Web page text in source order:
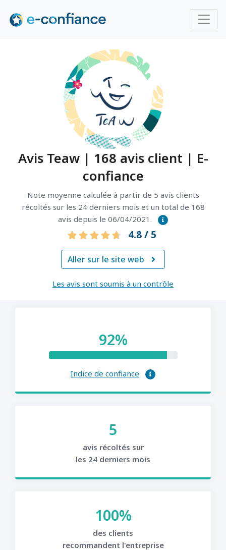
Avis Teaw | 168 avis client | E-
confiance
Note moyenne calculée à partir de 5 avis clients
récoltés sur les 24 derniers mois et un total de 168
avis depuis le 06/04/2021.
4.8 / 5
Aller sur le site web 
Les avis sont soumis à un contrôle
92%
Indice de confiance
5
avis récoltés sur
les 24 derniers mois
100%
des clients
recommandent l'entreprise